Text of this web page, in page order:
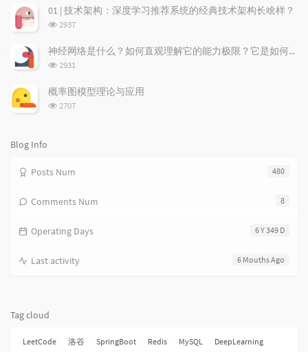
r
t
c
l
s
m
n
t
l
次
数:
01 | 技术架构：深度学习推荐系统的经典技术架构长啥样？
浏
次
数:
2937
神经网络是什么？如何直观理解它的能力极限？它是如何无限逼近真理？
浏
次
数:
2931
概率图模型理论与应用
浏
2707
Blog Info
480
Posts Num
8
Comments Num
6 Y 349 D
Operating Days
6 Mouths Ago
Last activity
Tag cloud
LeetCode 洛谷 SpringBoot Redis MySQL DeepLearning